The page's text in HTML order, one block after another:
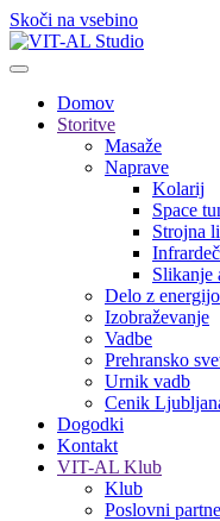
Skoči na vsebino
Domov
Storitve
Masaže
Naprave
Kolarij
Space
Strojna
Slikanje
Delo z energijo
Izobraževanje
Vadbe
Prehransko
Urnik vadb
Cenik
Dogodki
Kontakt
VIT-AL Klub
Klub
Poslovni